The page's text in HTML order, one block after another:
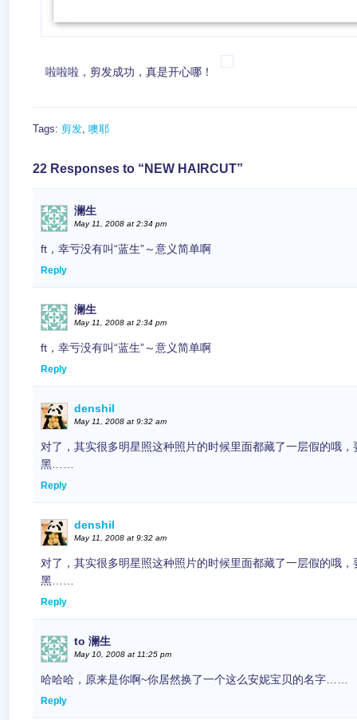
啦啦啦，剪发成功，真是开心哪！
Tags: 剪发, 噢耶
22 Responses to “NEW HAIRCUT”
澜生
May 11, 2008 at 2:34 pm
ft，幸亏没有叫“蓝生”～意义简单啊
Reply
澜生
May 11, 2008 at 2:34 pm
ft，幸亏没有叫“蓝生”～意义简单啊
Reply
denshil
May 11, 2008 at 9:32 am
对了，其实很多明星照这种照片的时候里面都藏了一层假的哦
黑……
Reply
denshil
May 11, 2008 at 9:32 am
对了，其实很多明星照这种照片的时候里面都藏了一层假的哦
黑……
Reply
to 澜生
May 10, 2008 at 11:25 pm
哈哈哈，原来是你啊~你居然换了一个这么安妮宝贝的名字……
Reply